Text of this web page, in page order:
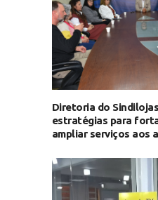
Diretoria do
estratégias para
ampliar serviços aos